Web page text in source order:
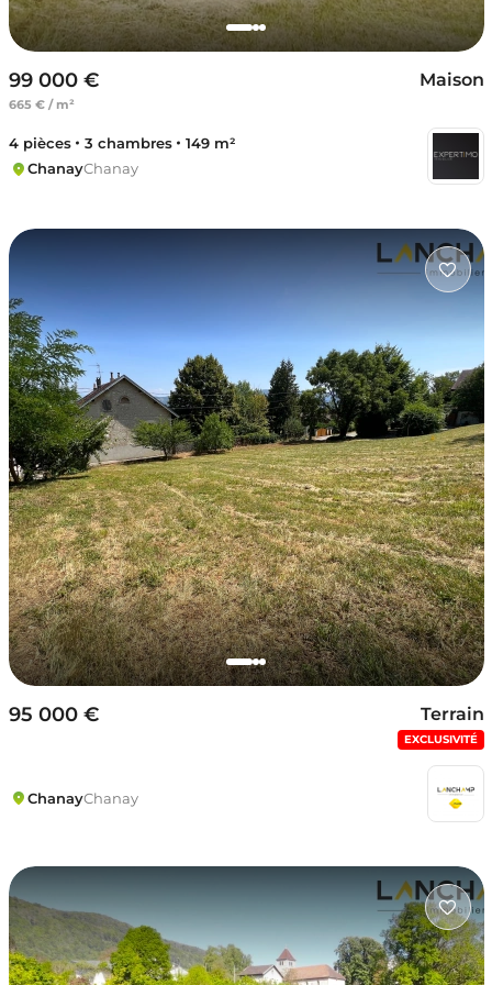
99 000 €
665 € / m²
Maison
4 pièces 3 chambres
149 m²
ChanayChanay
95 000 € Terrain
EXCLUSIVITÉ
ChanayChanay